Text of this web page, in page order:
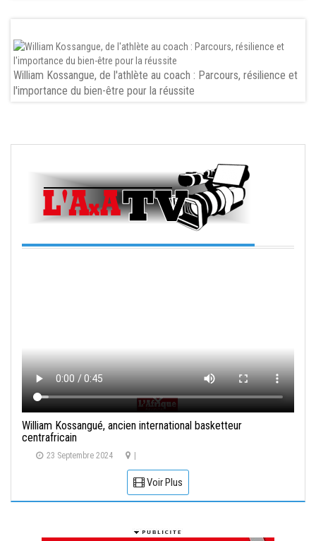
William Kossangue, de l'athlète au coach : Parcours, résilience et
l'importance du bien-être pour la réussite
William Kossangué, ancien international basketteur
centrafricain
23 Septembre 2024
Voir Plus